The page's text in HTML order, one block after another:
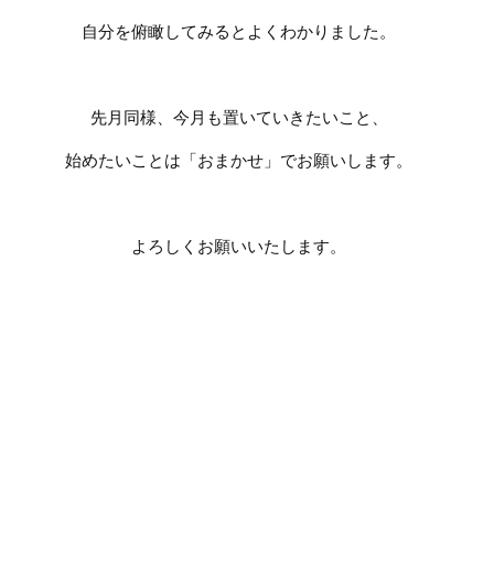
自分を俯瞰してみるとよくわかりました。
先月同様、今月も置いていきたいこと、
始めたいことは「おまかせ」でお願いします。
よろしくお願いいたします。